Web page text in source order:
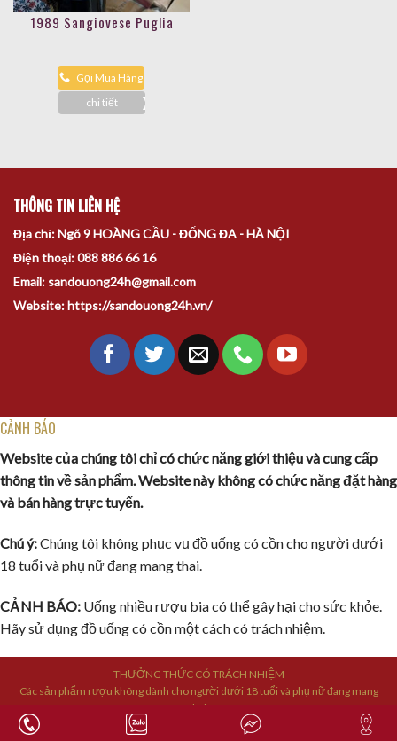
1989 Sangiovese Puglia
Gọi Mua Hàng
chi tiết
THÔNG TIN LIÊN HỆ
Địa chỉ: Ngõ 9 HOÀNG CẦU - ĐỐNG ĐA - HÀ NỘI
Điện thoại: 088 886 66 16
Email: sandouong24h@gmail.com
Website: https://sandouong24h.vn/
CẢNH BÁO
Website của chúng tôi chỉ có chức năng giới thiệu và cung cấp
thông tin về sản phẩm. Website này không có chức năng đặt hàng
và bán hàng trực tuyến.
Chú ý:Chúng tôi không phục vụ đồ uống có cồn cho người dưới
18 tuổi và phụ nữ đang mang thai.
CẢNH BÁO: Uống nhiều rượu bia có thể gây hại cho sức khỏe.
Hãy sử dụng đồ uống có cồn một cách có trách nhiệm.
THƯỞNG THỨC CÓ TRÁCH NHIỆM
Các sản phẩm rượu không dành cho người dưới 18 tuổi và phụ nữ đang mang
thai.
Bản quyền © 2019 sandouong24h.vn Hiện thân của sự cống hiến không ngừng